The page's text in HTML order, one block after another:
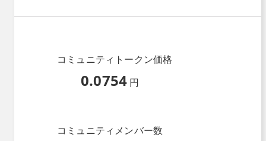
コミュニティトークン価格
0.0754 円
コミュニティメンバー数